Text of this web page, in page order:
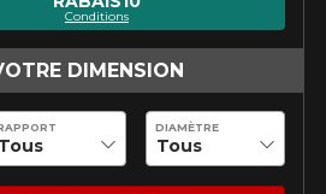
et jantes vous
Conditions
DIMENSION
DIAMÈTRE